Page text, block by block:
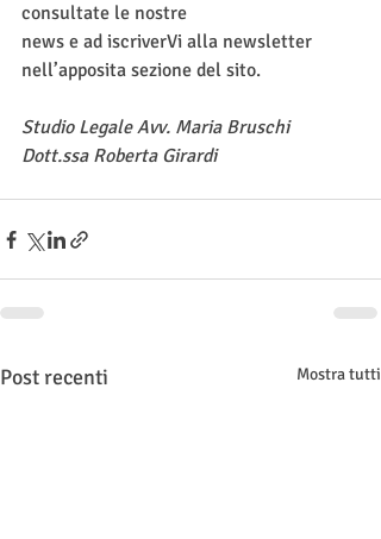
consultate le nostre
news e ad iscriverVi alla newsletter
nell’apposita sezione del sito.
Studio Legale Avv. Maria Bruschi
Dott.ssa Roberta Girardi
Post recenti Mostra tutti